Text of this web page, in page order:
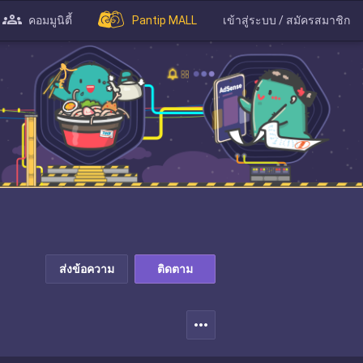
คอมมูนิตี้ Pantip MALL เข้าสู่ระบบ / สมัครสมาชิก
ส่งข้อความ ติดตาม
more_horiz